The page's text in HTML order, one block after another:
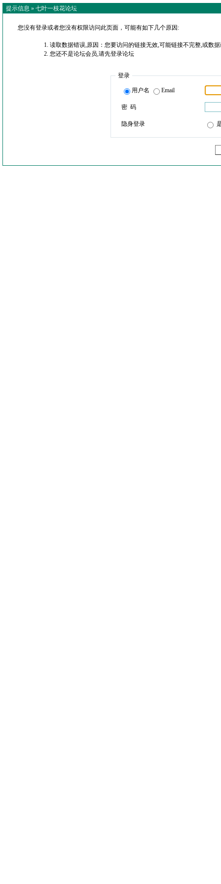
提示信息 » 七叶一枝花论坛
您没有登录或者您没有权限访问此页面，可能有如下几个原因:
读取数据错误,原因：您要访问的链接无效,可能链接不完整,或数
您还不是论坛会员,请先登录论坛
登录
用户名 Email
密 码
隐身登录